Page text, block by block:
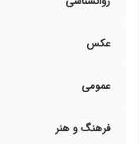
عکس
عمومی
فرهنگ و هنر